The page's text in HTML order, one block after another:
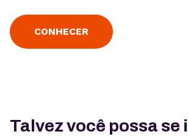
CONHECER
Talvez você possa